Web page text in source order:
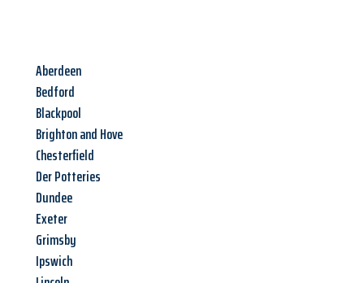
Aberdeen
Bedford
Blackpool
Brighton and Hove
Chesterfield
Der Potteries
Dundee
Exeter
Grimsby
Ipswich